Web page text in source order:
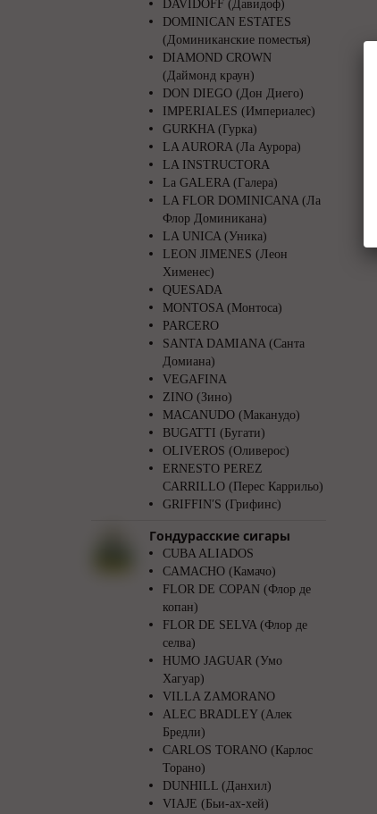
DAVIDOFF (Давидоф)
DOMINICAN ESTATES
(Доминиканские поместья)
DIAMOND CROWN
(Даймонд краун)
DON DIEGO (Дон Диего)
IMPERIALES (Империалес)
GURKHA (Гурка)
LA AURORA (Ла Аурора)
LA INSTRUCTORA
La GALERA (Галера)
LA FLOR DOMINICANA (Ла
Флор Доминикана)
LA UNICA (Уника)
LEON JIMENES (Леон
Хименес)
QUESADA
MONTOSA (Монтоса)
PARCERO
SANTA DAMIANA (Санта
Домиана)
VEGAFINA
ZINO (Зино)
MACANUDO (Маканудо)
BUGATTI (Бугати)
OLIVEROS (Оливерос)
ERNESTO PEREZ
CARRILLO (Перес Каррильо)
GRIFFIN′S (Грифинс)
Гондурасские сигары
CUBA ALIADOS
CAMACHO (Камачо)
FLOR DE COPAN (Флор де
копан)
FLOR DE SELVA (Флор де
селва)
HUMO JAGUAR (Умо
Хагуар)
VILLA ZAMORANO
ALEC BRADLEY (Алек
Бредли)
CARLOS TORANO (Карлос
Торано)
DUNHILL (Данхил)
VIAJE (Бьи-ах-хей)